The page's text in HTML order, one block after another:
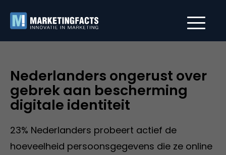
Nederlanders ongerust over
gebrek aan bescherming
digitale identiteit
23% Nederlanders probeert actief de
hoeveelheid persoonsgegevens die ze online